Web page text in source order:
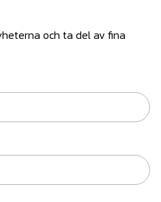
och ta del av fina